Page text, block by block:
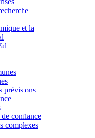
et la
prévisions
confiance
complexes